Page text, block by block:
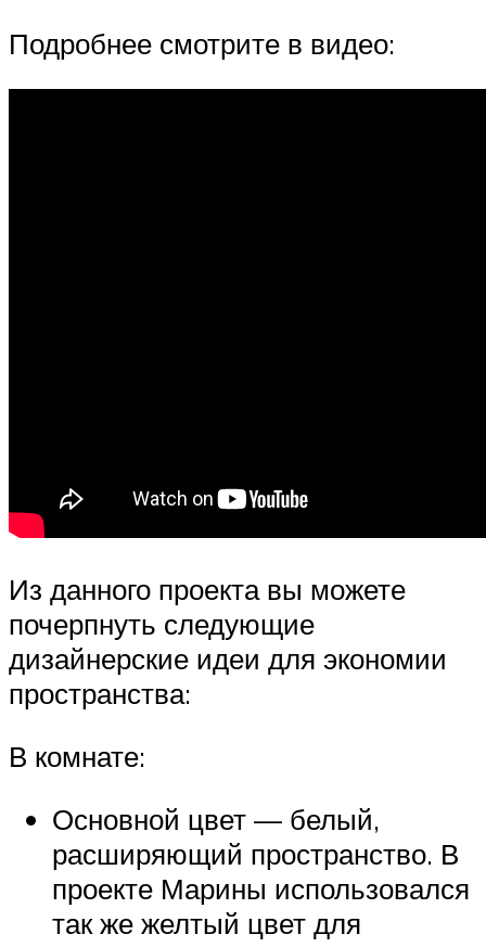
Подробнее смотрите в видео:
Из данного проекта вы можете
почерпнуть следующие
дизайнерские идеи для экономии
пространства:
В комнате:
Основной цвет — белый,
расширяющий пространство. В
проекте Марины использовался
так же желтый цвет для